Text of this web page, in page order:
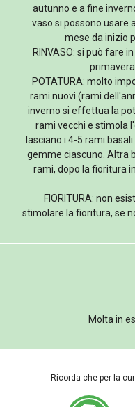
autunno e a fine
vaso si possono usare
mese da inizio
RINVASO: si può fare
POTATURA: molto
rami nuovi (rami
inverno si effettua la
rami vecchi e stimola
lasciano i 4-5 rami
gemme ciascuno. Altra
rami, dopo la fioritura
FIORITURA: non
stimolare la fioritura, se
Molta in
Ricorda che per la